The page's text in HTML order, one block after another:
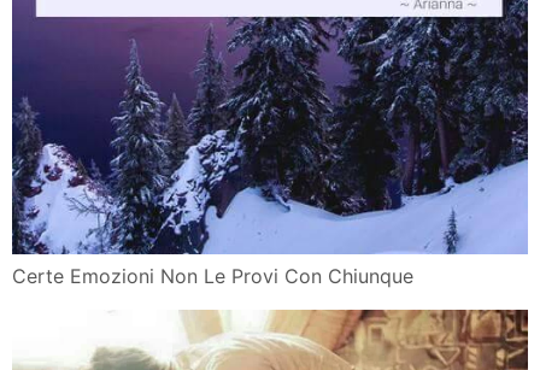
Certe Emozioni Non Le Provi Con Chiunque